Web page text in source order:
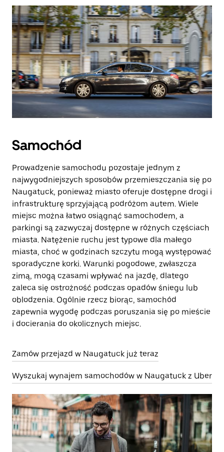
Samochód
Prowadzenie samochodu pozostaje jednym z
najwygodniejszych sposobów przemieszczania się po
Naugatuck, ponieważ miasto oferuje dostępne drogi i
infrastrukturę sprzyjającą podróżom autem. Wiele
miejsc można łatwo osiągnąć samochodem, a
parkingi są zazwyczaj dostępne w różnych częściach
miasta. Natężenie ruchu jest typowe dla małego
miasta, choć w godzinach szczytu mogą występować
sporadyczne korki. Warunki pogodowe, zwłaszcza
zimą, mogą czasami wpływać na jazdę, dlatego
zaleca się ostrożność podczas opadów śniegu lub
oblodzenia. Ogólnie rzecz biorąc, samochód
zapewnia wygodę podczas poruszania się po mieście
i docierania do okolicznych miejsc.
Zamów przejazd w Naugatuck już teraz
Wyszukaj wynajem samochodów w Naugatuck z Uber